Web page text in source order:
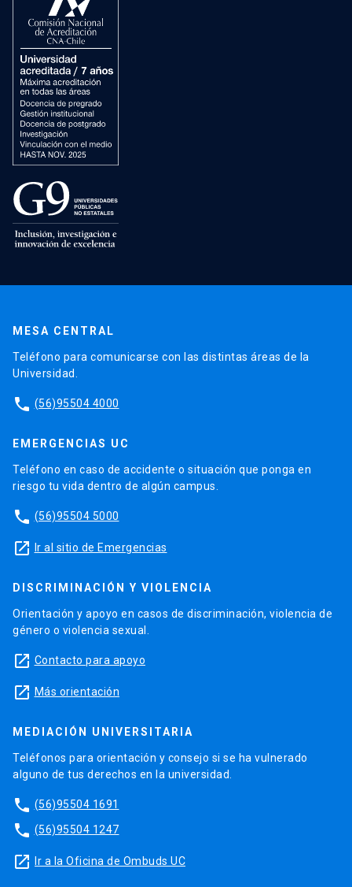
MESA CENTRAL
Teléfono para comunicarse con las distintas áreas de la
Universidad.
phone (56)95504 4000
EMERGENCIAS UC
Teléfono en caso de accidente o situación que ponga en
riesgo tu vida dentro de algún campus.
phone (56)95504 5000
launch Ir al sitio de Emergencias
DISCRIMINACIÓN Y VIOLENCIA
Orientación y apoyo en casos de discriminación, violencia de
género o violencia sexual.
launch Contacto para apoyo
launch Más orientación
MEDIACIÓN UNIVERSITARIA
Teléfonos para orientación y consejo si se ha vulnerado
alguno de tus derechos en la universidad.
phone (56)95504 1691
phone (56)95504 1247
launch Ir a la Oficina de Ombuds UC